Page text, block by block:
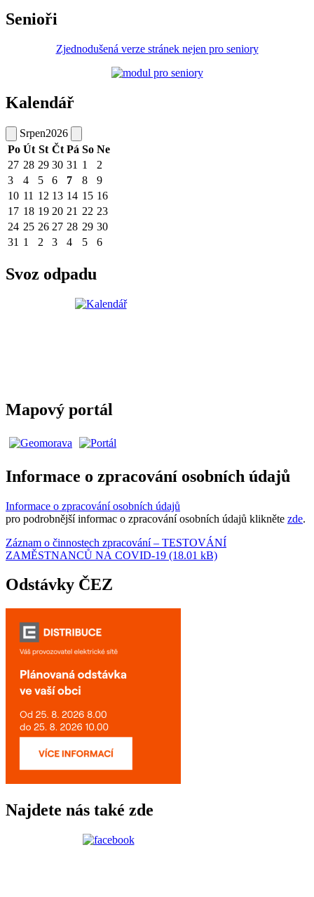
Senioři
Zjednodušená verze stránek nejen pro seniory
Kalendář
Srpen2026
Po Út St Čt Pá So Ne
27 28 29 30 31 1
2
3
4 5 6 7 8
9
10 11 12 13 14 15 16
17 18 19 20 21 22 23
24 25 26 27 28 29 30
31 1 2 3 4 5 6
Svoz odpadu
Mapový portál
Informace o zpracování osobních údajů
Informace o zpracování osobních údajů
pro podrobnější informac o zpracování osobních údajů klikněte zde.
Záznam o činnostech zpracování – TESTOVÁNÍ
ZAMĚSTNANCŮ NA COVID-19 (18.01 kB)
Odstávky ČEZ
Najdete nás také zde